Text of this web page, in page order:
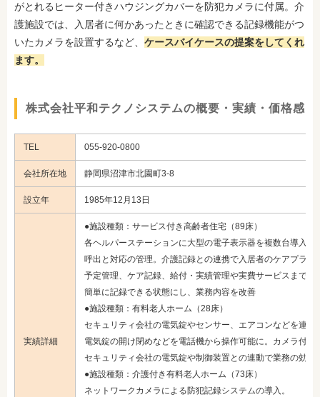
がとれるヒーター付きハウジングカバーを防犯カメラに付属。介
護施設では、入居者に何かあったときに確認できる記録機能がつ
いたカメラを設置するなど、 ケースバイケースの提案をしてくれ
ます。
株式会社平和テクノシステムの概要・実績・価格感
TEL 055-920-0800
会社所在地 静岡県沼津市北園町3-8
設立年 1985年12月13日
実績詳細
●施設種類：サービス付き高齢者住宅（89床）
各ヘルパーステーションに大型の電子表示器を複数台導入、
呼出と対応の管理。介護記録との連携で入居者のケアプラン
予定管理、ケア記録、給付・実績管理や実費サービスまで、
簡単に記録できる状態にし、業務内容を改善
●施設種類：有料老人ホーム（28床）
セキュリティ会社の電気錠やセンサー、エアコンなどを連携
電気錠の開け閉めなどを電話機から操作可能に。カメラ付き
セキュリティ会社の電気錠や制御装置との連動で業務の効率
●施設種類：介護付き有料老人ホーム（73床）
ネットワークカメラによる防犯記録システムの導入。